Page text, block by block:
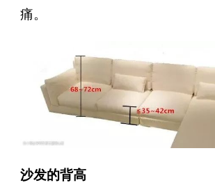
痛。
沙发的背高